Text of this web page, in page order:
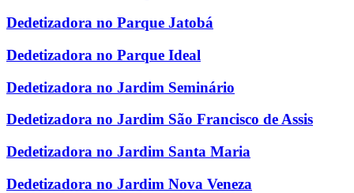
Dedetizadora no Parque Jatobá
Dedetizadora no Parque Ideal
Dedetizadora no Jardim Seminário
Dedetizadora no Jardim São Francisco de Assis
Dedetizadora no Jardim Santa Maria
Dedetizadora no Jardim Nova Veneza